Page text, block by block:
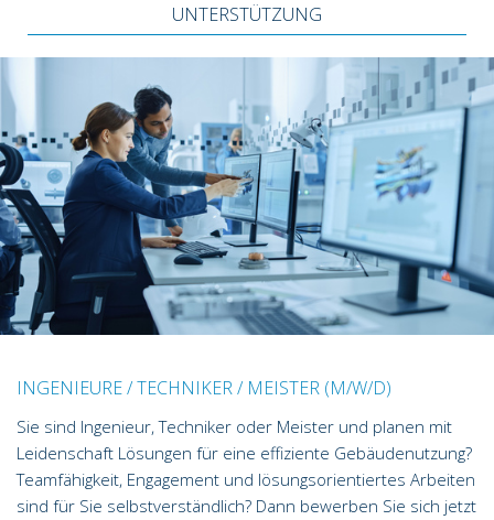
UNTERSTÜTZUNG
INGENIEURE / TECHNIKER / MEISTER (M/W/D)
Sie sind Ingenieur, Techniker oder Meister und planen mit
Leidenschaft Lösungen für eine effiziente Gebäudenutzung?
Teamfähigkeit, Engagement und lösungsorientiertes Arbeiten
sind für Sie selbstverständlich? Dann bewerben Sie sich jetzt